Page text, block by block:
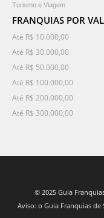
Turismo e Viagem
FRANQUIAS POR
Até R$ 10.000,00
Até R$ 30.000,00
Até R$ 50.000,00
Até R$ 100.000,00
Até R$ 200.000,00
Até R$ 300.000,00
© 2025 Guia
Aviso: o Guia Franquias